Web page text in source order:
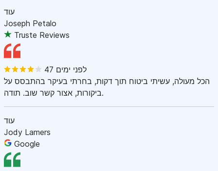
עוד
Joseph Petalo
Truste Reviews
47 לפני ימים
הכל מעולה, עשיתי ביטוח תוך דקות, בחרתי בעיקר בהתבסס על
ביקורות, אצור קשר שוב. תודה.
עוד
Jody Lamers
Google